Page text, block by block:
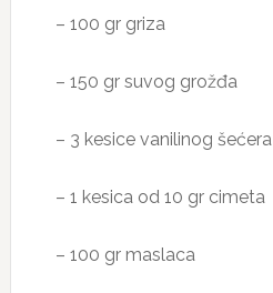
– 100 gr griza
– 150 gr suvog grožđa
– 3 kesice vanilinog šećera
– 1 kesica od 10 gr cimeta
– 100 gr maslaca